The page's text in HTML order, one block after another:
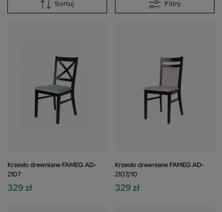
Sortuj Filtry
Krzesło drewniane FAMEG AD-
2107
329 zł
Krzesło drewniane FAMEG AD-
2107/10
329 zł